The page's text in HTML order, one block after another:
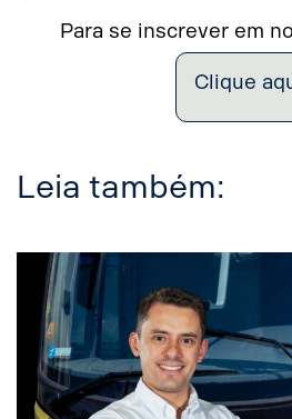
Para se inscrever em
Clique
Leia também: